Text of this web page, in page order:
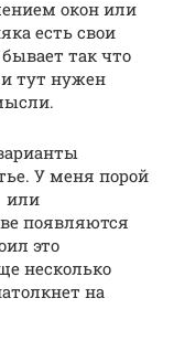
окон или
есть свои
так что
и тут нужен
У меня порой
или
появляются
это
несколько
на